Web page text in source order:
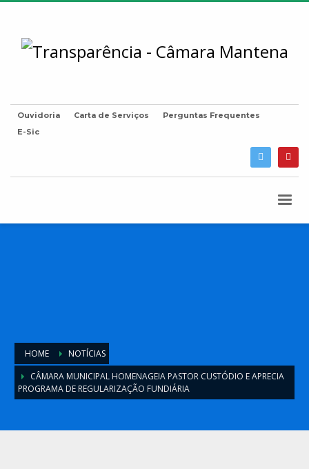
Ouvidoria Carta de Serviços
Perguntas Frequentes
E-Sic
HOME
NOTÍCIAS
CÂMARA MUNICIPAL HOMENAGEIA PASTOR CUSTÓDIO E APRECIA
PROGRAMA DE REGULARIZAÇÃO FUNDIÁRIA